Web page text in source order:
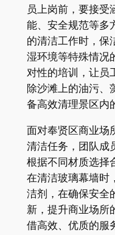
员上岗前，要接受
能、安全规范等多
的清洁工作时，保
湿环境等特殊情况
对性的培训，让员
除沙滩上的油污、
备高效清理景区内
面对奉贤区商业场
清洁任务，团队成
根据不同材质选择
在清洁玻璃幕墙时
洁剂，在确保安全
新，提升商业场所
借高效、优质的服